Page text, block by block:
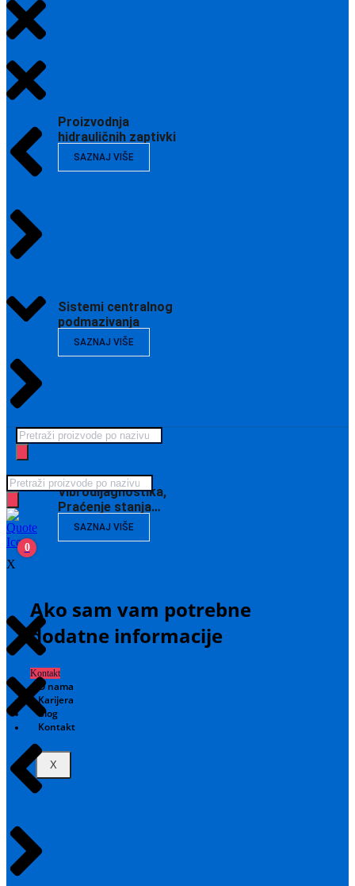
Proizvodnja
hidrauličnih zaptivki
SAZNAJ VIŠE
Sistemi centralnog
podmazivanja
SAZNAJ VIŠE
Vibrodijagnostika,
Praćenje stanja…
SAZNAJ VIŠE
Ako sam vam potrebne
dodatne informacije
Kontakt
O nama
Karijera
Blog
Kontakt
X
Products
search
Products
search
0
X